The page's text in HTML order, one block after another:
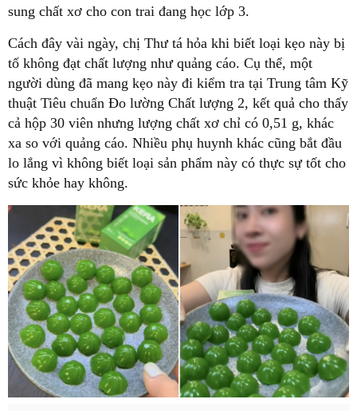
sung chất xơ cho con trai đang học lớp 3.
Cách đây vài ngày, chị Thư tá hỏa khi biết loại kẹo này bị
tố không đạt chất lượng như quảng cáo. Cụ thể, một
người dùng đã mang kẹo này đi kiểm tra tại Trung tâm Kỹ
thuật Tiêu chuẩn Đo lường Chất lượng 2, kết quả cho thấy
cả hộp 30 viên nhưng lượng chất xơ chỉ có 0,51 g, khác
xa so với quảng cáo. Nhiều phụ huynh khác cũng bắt đầu
lo lắng vì không biết loại sản phẩm này có thực sự tốt cho
sức khỏe hay không.